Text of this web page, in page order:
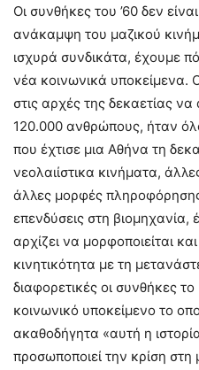
Οι συνθήκες του ’60 δεν
ανάκαμψη του μαζικού
ισχυρά συνδικάτα, έχουμε
νέα κοινωνικά υποκείμενα.
στις αρχές της δεκαετίας
120.000 ανθρώπους, ήταν
που έχτισε μια Αθήνα τη
νεολαιίστικα κινήματα,
άλλες μορφές
επενδύσεις στη βιομηχανία,
αρχίζει να μορφοποιείται
κινητικότητα με τη
διαφορετικές οι συνθήκες το
κοινωνικό υποκείμενο το
ακαθοδήγητα «αυτή η
προσωποποιεί την κρίση στη